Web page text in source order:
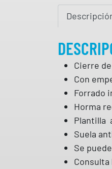
Cierre
Con
Forrado
Horma
Plantilla
Suela
Se
Consulta